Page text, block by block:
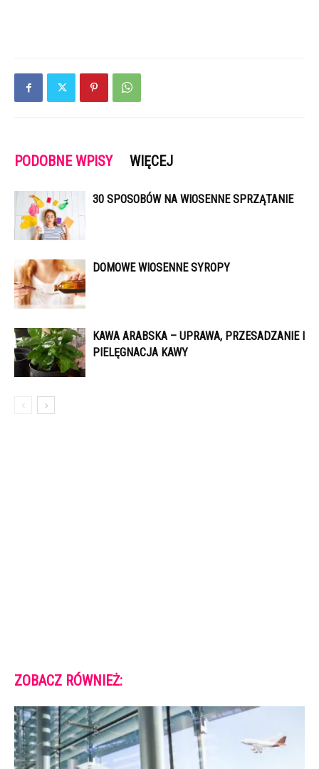
PODOBNE WPISY WIĘCEJ
30 SPOSOBÓW NA WIOSENNE SPRZĄTANIE
DOMOWE WIOSENNE SYROPY
KAWA ARABSKA – UPRAWA, PRZESADZANIE I
PIELĘGNACJA KAWY
ZOBACZ RÓWNIEŻ: